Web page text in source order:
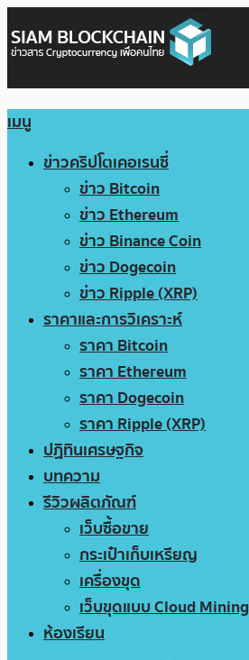
เมนู
ข่าวคริปโตเคอเรนซี่
ข่าว Bitcoin
ข่าว Ethereum
ข่าว Binance Coin
ข่าว Dogecoin
ข่าว Ripple (XRP)
ราคาและการวิเคราะห์
ราคา Bitcoin
ราคา Ethereum
ราคา Dogecoin
ราคา Ripple (XRP)
ปฏิทินเศรษฐกิจ
บทความ
รีวิวผลิตภัณฑ์
เว็บซื้อขาย
กระเป๋าเก็บเหรียญ
เครื่องขุด
เว็บขุดแบบ Cloud Mining
ห้องเรียน